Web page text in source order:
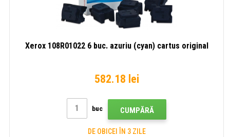
Xerox 108R01022 6 buc. azuriu (cyan) cartus original
582.18 lei
buc CUMPĂRĂ
DE OBICEI ÎN 3 ZILE